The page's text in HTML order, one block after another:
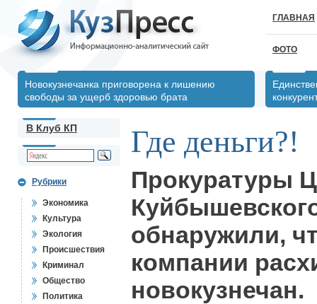
ГЛАВНАЯ
ФОТО
Новокузнечанка приговорена к лишению
свободы за ущерб здоровью брата
В Клуб КП
Рубрики
Экономика
Культура
Экология
Происшествия
Криминал
Общество
Политика
Где деньги?!
Прокуратуры
обнаружили,
компании
новокузнечан.